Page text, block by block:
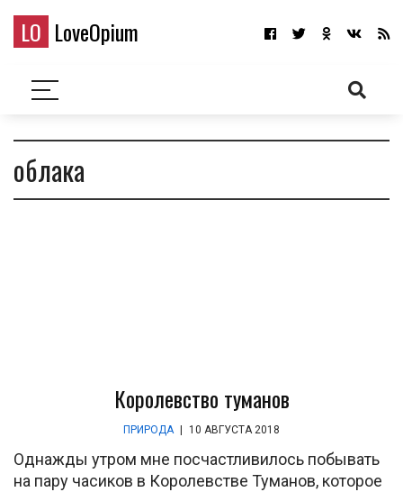
LO LoveOpium
облака
Королевство туманов
ПРИРОДА 10 АВГУСТА 2018
Однажды утром мне посчастливилось побывать
на пару часиков в Королевстве Туманов, которое